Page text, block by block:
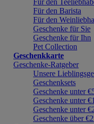
Für den
Für den Barista
Für den
Geschenke für Sie
Geschenke für Ihn
Pet Collection
Geschenkkarte
Geschenke-Ratgeber
Unsere
Geschenksets
Geschenke unter
Geschenke unter
Geschenke unter
Geschenke über